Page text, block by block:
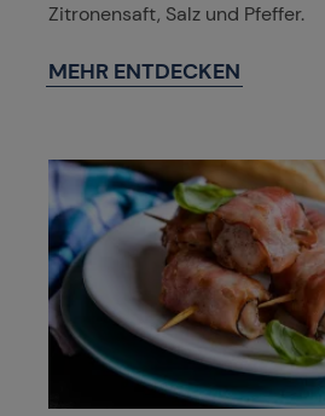
Zitronensaft, Salz und Pfeffer.
MEHR ENTDECKEN